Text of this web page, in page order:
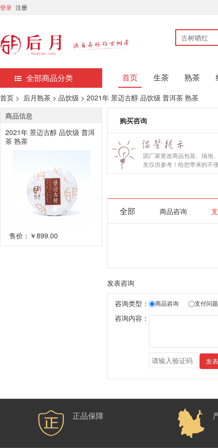
登录 注册
全部商品分类 首页 生茶 熟茶
首页 > 后月熟茶 > 品饮级 > 2021年 景迈古醇 品饮级 普洱茶 熟茶
购买咨询
因厂家更改商品包装、场地
友仅供参考！给您带来的不
全部 商品咨询
发表咨询
咨询类型： 商品咨询 支付问题
咨询内容：
发
商品信息
2021年 景迈古醇 品饮级 普洱
茶 熟茶
售价： ￥899.00
正品保障